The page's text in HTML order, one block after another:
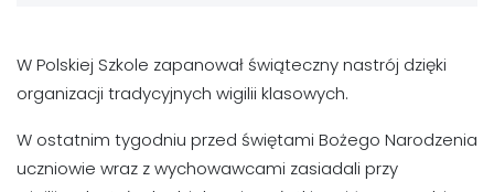
W Polskiej Szkole zapanował świąteczny nastrój dzięki
organizacji tradycyjnych wigilii klasowych.
W ostatnim tygodniu przed świętami Bożego Narodzenia
uczniowie wraz z wychowawcami zasiadali przy